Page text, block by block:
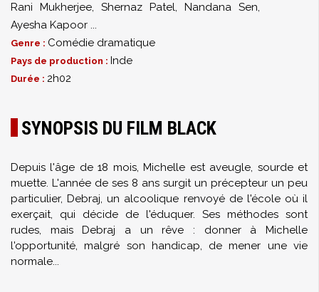
Rani Mukherjee, Shernaz Patel, Nandana Sen,
Ayesha Kapoor ...
Genre : Comédie dramatique
Pays de production : Inde
Durée : 2h02
SYNOPSIS DU FILM BLACK
Depuis l'âge de 18 mois, Michelle est aveugle, sourde et
muette. L'année de ses 8 ans surgit un précepteur un peu
particulier, Debraj, un alcoolique renvoyé de l'école où il
exerçait, qui décide de l'éduquer. Ses méthodes sont
rudes, mais Debraj a un rêve : donner à Michelle
l'opportunité, malgré son handicap, de mener une vie
normale...